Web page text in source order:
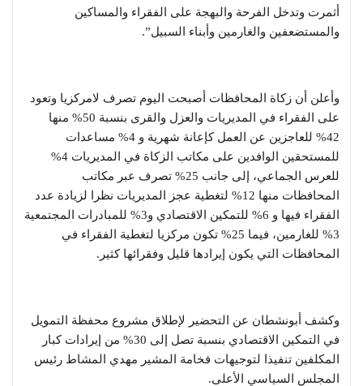
أثمرت وتدخل الفرحة والبهجة على الفقراء والمساكين
والمستضعفين والغارمين وأبناء السبيل”.
وأعلن أن زكاة المحافظات أصبحت اليوم تصرف لامركزيا وتعود
على الفقراء في المديريات والعزل والقرى بنسبة 50% منها
42% للعاجزين عن العمل كإعانة شهرية و 4% مساعدات
للمستحقين الوافدين على مكاتب الزكاة في المديريات 4%
للعرس الجماعي، إلى جانب 25% تصرف عبر مكاتب
المحافظات منها 12% لتغطية عجز المديريات نظرا لزيادة عدد
الفقراء فيها و 6% للتمكين الاقتصادي و3% للمبادرات المجتمعية
3% للغارمين، فيما 25% تكون مركزيا لتغطية الفقراء في
المحافظات التي يكون إيرادها قليل وفقرائها كثير.
وكشف أبونشطان عن التحضير لإطلاق مشروع محفظة التمويل
في التمكين الاقتصادي بنسبة تصل إلى 30% من إيرادات كبار
المكلفين تنفيذا لتوجيهات فخامة المشير مهدي المشاط رئيس
المجلس السياسي الأعلى.